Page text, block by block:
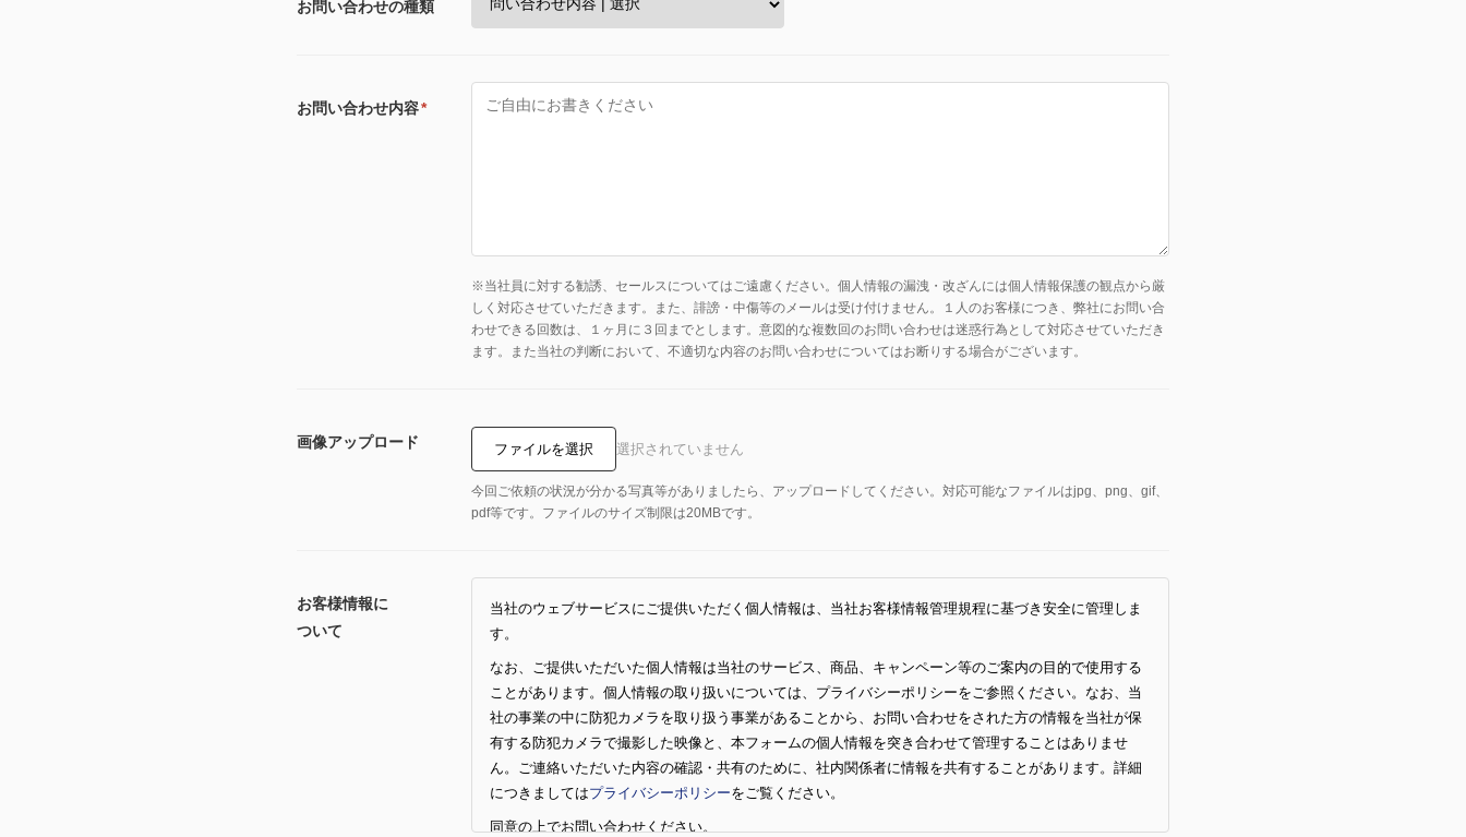
お問い合わせの種類
お問い合わせ内容*
※当社員に対する勧誘、セールスについてはご遠慮ください。個人情報の漏洩・改ざんには個人情報保護の観点から厳
しく対応させていただきます。また、誹謗・中傷等のメールは受け付けません。１人のお客様につき、弊社にお問い合
わせできる回数は、１ヶ月に３回までとします。意図的な複数回のお問い合わせは迷惑行為として対応させていただき
ます。また当社の判断において、不適切な内容のお問い合わせについてはお断りする場合がございます。
画像アップロード ファイルを選択 選択されていません
今回ご依頼の状況が分かる写真等がありましたら、アップロードしてください。対応可能なファイルはjpg、png、gif、
pdf等です。ファイルのサイズ制限は20MBです。
お客様情報に
ついて
当社のウェブサービスにご提供いただく個人情報は、当社お客様情報管理規程に基づき安全に管理しま
す。
なお、ご提供いただいた個人情報は当社のサービス、商品、キャンペーン等のご案内の目的で使用する
ことがあります。個人情報の取り扱いについては、プライバシーポリシーをご参照ください。なお、当
社の事業の中に防犯カメラを取り扱う事業があることから、お問い合わせをされた方の情報を当社が保
有する防犯カメラで撮影した映像と、本フォームの個人情報を突き合わせて管理することはありませ
ん。ご連絡いただいた内容の確認・共有のために、社内関係者に情報を共有することがあります。詳細
につきましてはプライバシーポリシーをご覧ください。
同意の上でお問い合わせください。